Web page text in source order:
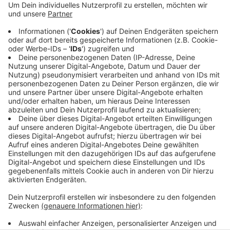
Der für Ende November angekündigte Termin für die
Wiedereröffnung der Strecke sei in jedem Fall zu
halten, sagte eine Sprecherin. Im Moment wird die
Stützwand erneuert. Zeitgleich wird die Sperrung
zwischen dem Bochumer Westkreuz und der
Anschlussstelle Bochum-Zentrum in Richtung
Dortmund genutzt, um die Trennwende zu erneuern.
Anzeige
Anzeige